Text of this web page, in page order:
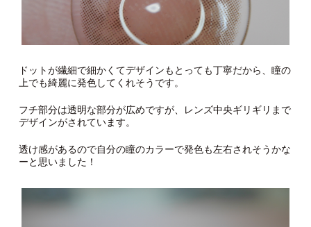
ドットが繊細で細かくてデザインもとっても丁寧だから、瞳の
上でも綺麗に発色してくれそうです。
フチ部分は透明な部分が広めですが、レンズ中央ギリギリまで
デザインがされています。
透け感があるので自分の瞳のカラーで発色も左右されそうかな
ーと思いました！